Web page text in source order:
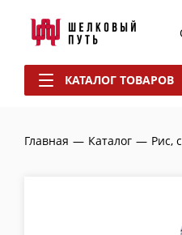
КАТАЛОГ ТОВАРОВ
Главная — Каталог — Рис,